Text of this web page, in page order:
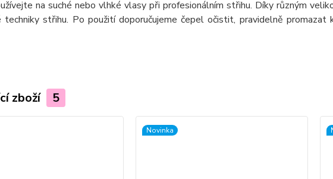
na suché nebo vlhké vlasy při profesionálním střihu. Díky různým
techniky střihu. Po použití doporučujeme čepel očistit, pravidelně promazat
zboží 5
Novinka